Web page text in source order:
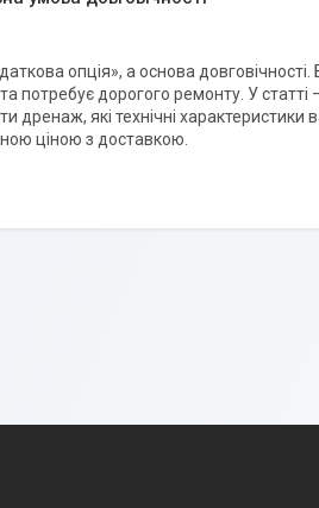
опція», а основа
потребує дорогого ремонту. У статті
дренаж, які технічні характеристики
ціною з доставкою.